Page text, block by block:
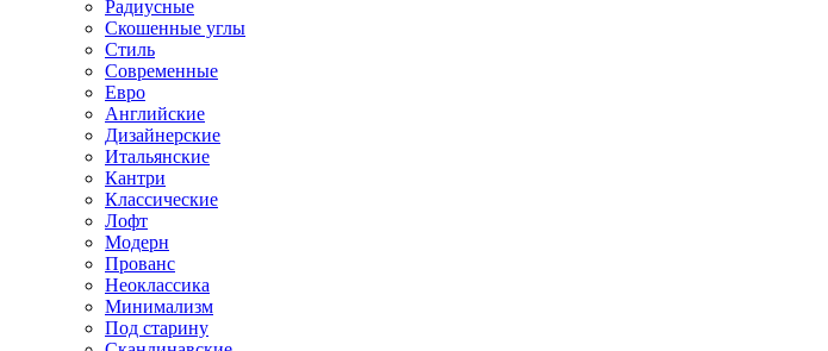
Радиусные
Скошенные углы
Стиль
Современные
Евро
Английские
Дизайнерские
Итальянские
Кантри
Классические
Лофт
Модерн
Прованс
Неоклассика
Минимализм
Под старину